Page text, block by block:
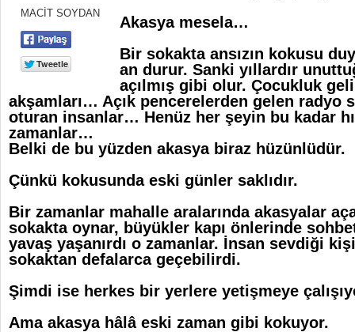
MACİT SOYDAN
Akasya mesela…
Bir sokakta ansızın kokusu
an durur. Sanki yıllardır
açılmış gibi olur. Çocukluk
akşamları… Açık pencerelerden gelen
oturan insanlar… Henüz her şeyin bu kadar
zamanlar…
Belki de bu yüzden akasya biraz hüzünlüdür.
Çünkü kokusunda eski günler saklıdır.
Bir zamanlar mahalle aralarında akasyalar
sokakta oynar, büyükler kapı önlerinde
yavaş yaşanırdı o zamanlar. İnsan sevdiği
sokaktan defalarca geçebilirdi.
Şimdi ise herkes bir yerlere yetişmeye
Ama akasya hâlâ eski zaman gibi kokuyor.